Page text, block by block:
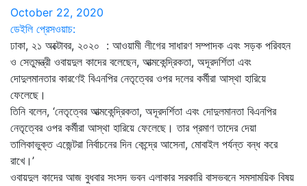
October 22, 2020
ডেইলি প্রেসওয়াচ:
ঢাকা, ২১ অক্টোবর, ২০২০ : আওয়ামী লীগের সাধারণ সম্পাদক এবং সড়ক পরিবহন
ও সেতুমন্ত্রী ওবায়দুল কাদের বলেছেন, আত্মকেন্দ্রিকতা, অদূরদর্শিতা এবং
দোদুলমানতার কারণেই বিএনপির নেতৃত্বের ওপর দলের কর্মীরা আস্থা হারিয়ে
ফেলেছে।
তিনি বলেন, ‘নেতৃত্বের আত্মকেন্দ্রিকতা, অদূরদর্শিতা এবং দোদুলমানতা বিএনপির
নেতৃত্বের ওপর কর্মীরা আস্থা হারিয়ে ফেলেছে। তার প্রমাণ তাদের দেয়া
তালিকাভুক্ত এজেন্টরা নির্বাচনের দিন কেন্দ্রে আসেনা, মোবাইল পর্যন্ত বন্ধ করে
রাখে।’
ওবায়দুল কাদের আজ বুধবার সংসদ ভবন এলাকার সরকারি বাসভবনে সমসাময়িক বিষয়